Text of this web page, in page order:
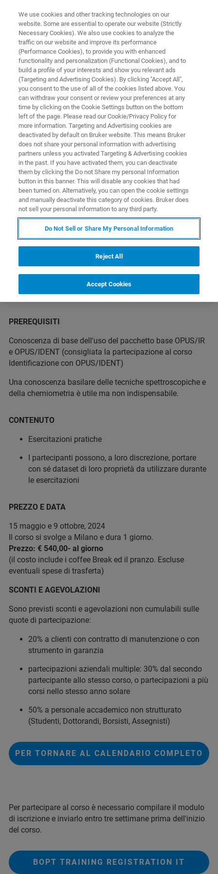
Esercitazioni OPUS/IDENT
OBIETTIVI
L'utilizzo di software per identificazioni NIR richiede
esercizio. Il corso è completamente pratico e prevede
l'utilizzo di postazioni interattive.
Il corso si rivolge ad un utente che vuole esercitarsi sullo
sviluppo di modelli Ident.
PREREQUISITI
Conoscenza di base dell'uso del pacchetto base OPUS/IR
e OPUS/IDENT (consigliata la partecipazione al corso
Identificazione con OPUS/IDENT)
Una conoscenza basilare delle tecniche spettroscopiche e
della chemiometria è utile ma non indispensabile.
CONTENUTO
Esercitazioni pratiche
I partecipanti possono, a loro discrezione, portare
con sé dataset di loro proprietà da utilizzare durante
le esercitazioni
PREZZO E DATA
15 maggio e 9 ottobre, 2024
Il corso si svolge a Milano e dura 1 giorno.
Prezzo: € 540,00- al giorno
(il costo include i coffee Break ed il pranzo. Escluse
eventuali spese di trasferta)
SCONTI E AGEVOLAZIONI
Sono previsti sconti e agevolazioni non cumulabili sulle
quote di partecipazione:
20% a clienti con contratto di manutenzione o con
strumento in garanzia
partecipazioni aziendali multiple: 30% dal secondo
partecipante allo stesso corso, o partecipazioni a più
corsi nello stesso anno solare
50% a personale accademico non strutturato
(Studenti, Dottorandi, Borsisti, Assegnisti)
PER TORNARE AL CALENDARIO COMPLETO
Per partecipare al corso è necessario compilare il modulo
di iscrizione e inviarlo entro tre settimane prima dell'inizio
del corso.
BOPT TRAINING REGISTRATION IT
We use cookies and other tracking technologies on our
website. Some are essential to operate our website (Strictly
Necessary Cookies). We also use cookies to analyze the
traffic on our website and improve its performance
(Performance Cookies), to provide you with enhanced
functionality and personalization (Functional Cookies), and to
build a profile of your interests and show you relevant ads
(Targeting and Advertising Cookies). By clicking "Accept All",
you consent to the use of all of the cookies listed above. You
can withdraw your consent or review your preferences at any
time by clicking on the Cookie Settings button on the bottom
left of the page. Please read our Cookie/Privacy Policy for
more information. Targeting and Advertising cookies are
deactivated by default on Bruker website. This means Bruker
does not share your personal information with advertising
partners unless you activated Targeting & Advertising cookies
in the past. If you have activated them, you can deactivate
them by clicking the Do not Share my personal Information
button in this banner. This will disable any cookies that had
been turned on. Alternatively, you can open the cookie settings
and manually deactivate this category of cookies. Bruker does
not sell your personal information to any third party.
Do Not Sell or Share My Personal Information
Reject All
Accept Cookies